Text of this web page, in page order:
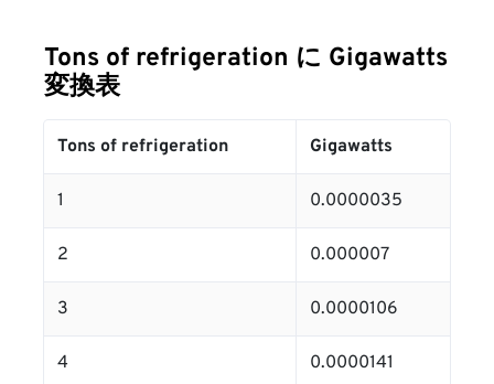
Tons of refrigeration に Gigawatts
変換表
Tons of refrigeration Gigawatts
1 0.0000035
2 0.000007
3 0.0000106
4 0.0000141